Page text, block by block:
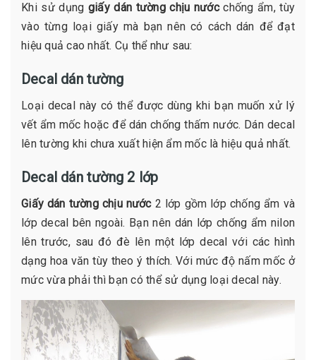
Khi sử dụng giấy dán tường chịu nướcchống ẩm, tùy
vào từng loại giấy mà bạn nên có cách dán để đạt
hiệu quả cao nhất. Cụ thể như sau:
Decal dán tường
Loại decal này có thể được dùng khi bạn muốn xử lý
vết ẩm mốc hoặc để dán chống thấm nước. Dán decal
lên tường khi chưa xuất hiện ẩm mốc là hiệu quả nhất.
Decal dán tường 2 lớp
Giấy dán tường chịu nước 2 lớp gồm lớp chống ẩm và
lớp decal bên ngoài. Bạn nên dán lớp chống ẩm nilon
lên trước, sau đó đè lên một lớp decal với các hình
dạng hoa văn tùy theo ý thích. Với mức độ nấm mốc ở
mức vừa phải thì bạn có thể sử dụng loại decal này.